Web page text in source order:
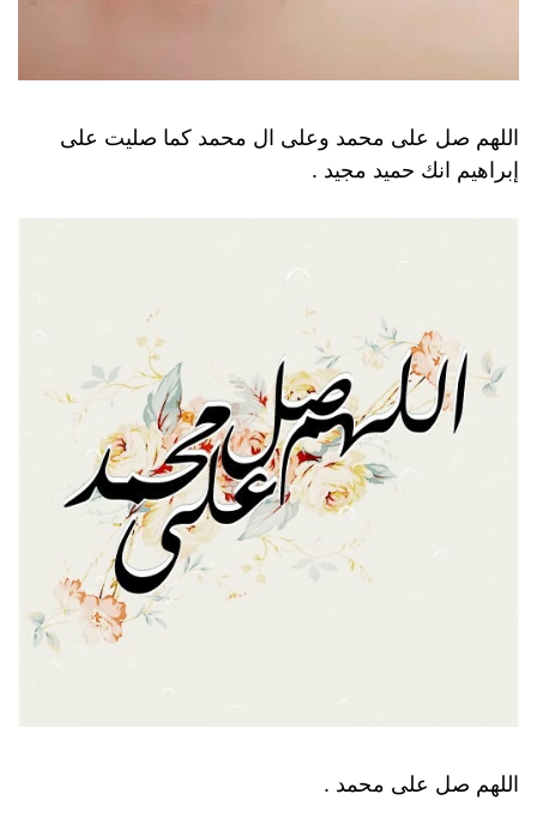
اللهم صل على محمد وعلى ال محمد كما صليت على
إبراهيم انك حميد مجيد .
اللهم صل على محمد .